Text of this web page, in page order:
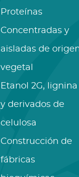
Proteínas
Concentradas y
aisladas de
vegetal
Etanol 2G, lignina
y derivados de
celulosa
Construcción de
fábricas